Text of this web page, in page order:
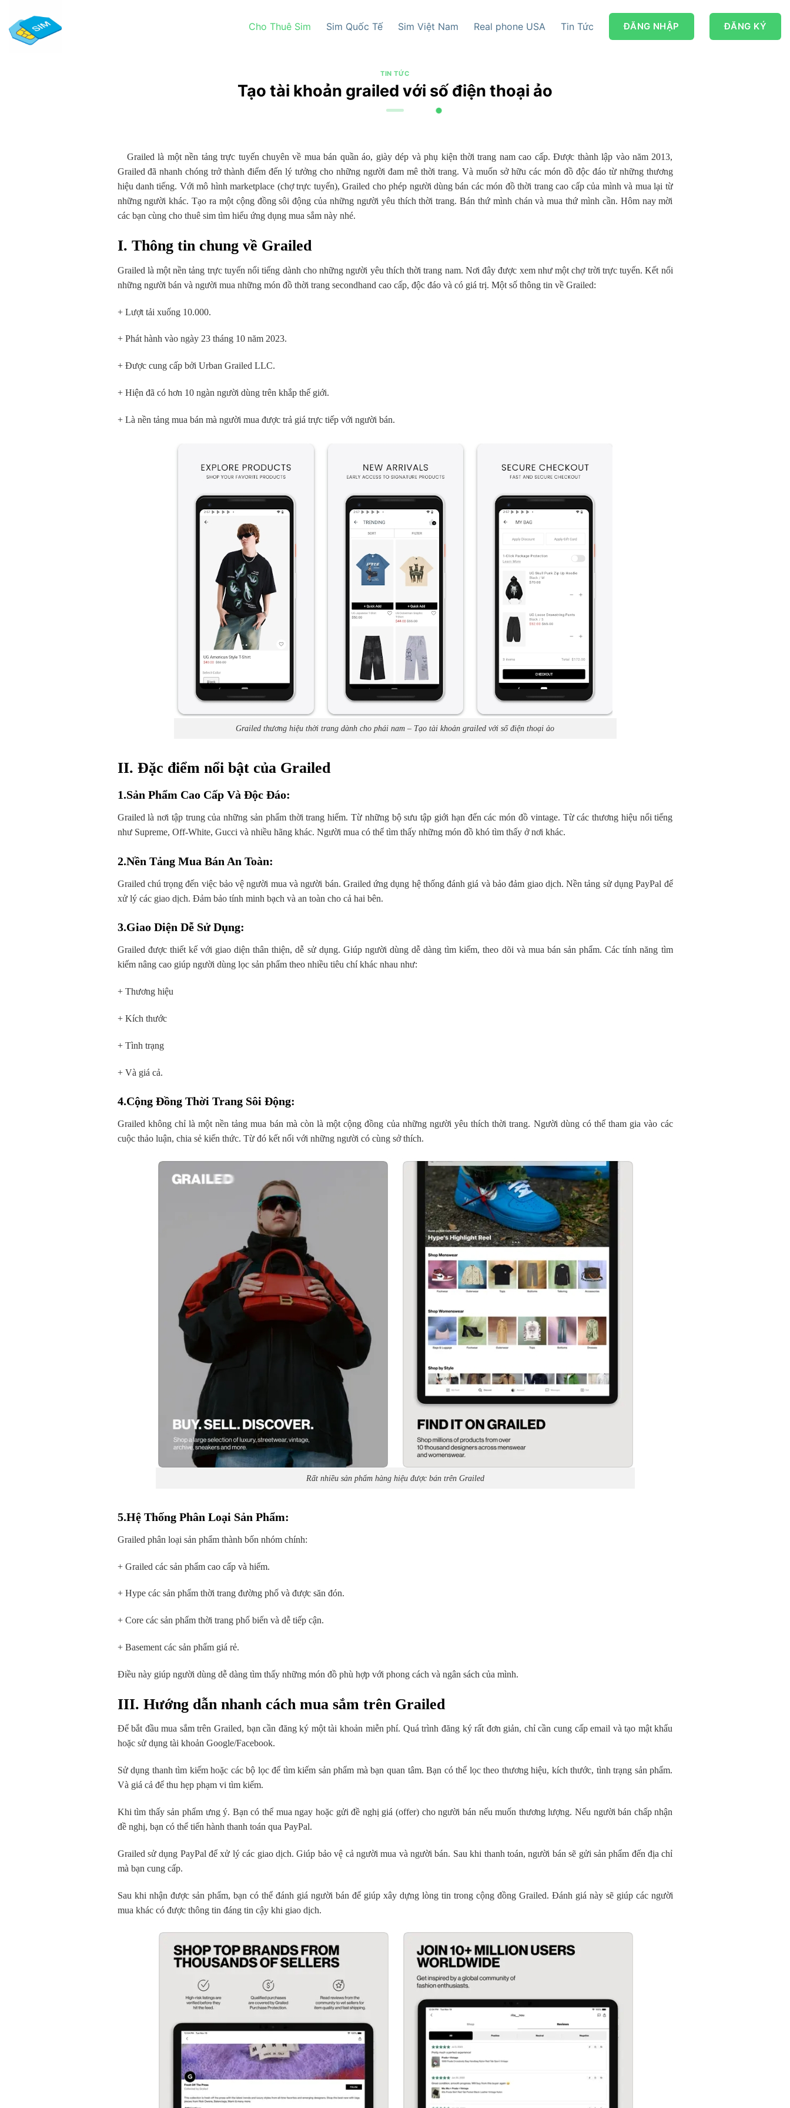
đến
nội
Cho Thuê Sim Sim Quốc Tế Sim Việt Nam Real phone USA Tin Tức ĐĂNG NHẬP ĐĂNG KÝ
TIN TỨC
Tạo tài khoản grailed với số điện thoại ảo
Grailed là một nền tảng trực tuyến chuyên về mua bán quần áo, giày dép và phụ kiện thời trang nam cao cấp. Được thành lập vào năm 2013,
Grailed đã nhanh chóng trở thành điểm đến lý tưởng cho những người đam mê thời trang. Và muốn sở hữu các món đồ độc đáo từ những thương
hiệu danh tiếng. Với mô hình marketplace (chợ trực tuyến), Grailed cho phép người dùng bán các món đồ thời trang cao cấp của mình và mua lại từ
những người khác. Tạo ra một cộng đồng sôi động của những người yêu thích thời trang. Bán thứ mình chán và mua thứ mình cần. Hôm nay mời
các bạn cùng cho thuê sim tìm hiểu ứng dụng mua sắm này nhé.
I. Thông tin chung về Grailed
Grailed là một nền tảng trực tuyến nổi tiếng dành cho những người yêu thích thời trang nam. Nơi đây được xem như một chợ trời trực tuyến. Kết nối
những người bán và người mua những món đồ thời trang secondhand cao cấp, độc đáo và có giá trị. Một số thông tin về Grailed:
+ Lượt tải xuống 10.000.
+ Phát hành vào ngày 23 tháng 10 năm 2023.
+ Được cung cấp bởi Urban Grailed LLC.
+ Hiện đã có hơn 10 ngàn người dùng trên khắp thế giới.
+ Là nền tảng mua bán mà người mua được trả giá trực tiếp với người bán.
Grailed thương hiệu thời trang dành cho phái nam – Tạo tài khoản grailed với số điện thoại ảo
II. Đặc điểm nổi bật của Grailed
1.Sản Phẩm Cao Cấp Và Độc Đáo:
Grailed là nơi tập trung của những sản phẩm thời trang hiếm. Từ những bộ sưu tập giới hạn đến các món đồ vintage. Từ các thương hiệu nổi tiếng
như Supreme, Off-White, Gucci và nhiều hãng khác. Người mua có thể tìm thấy những món đồ khó tìm thấy ở nơi khác.
2.Nền Tảng Mua Bán An Toàn:
Grailed chú trọng đến việc bảo vệ người mua và người bán. Grailed ứng dụng hệ thống đánh giá và bảo đảm giao dịch. Nền tảng sử dụng PayPal để
xử lý các giao dịch. Đảm bảo tính minh bạch và an toàn cho cả hai bên.
3.Giao Diện Dễ Sử Dụng:
Grailed được thiết kế với giao diện thân thiện, dễ sử dụng. Giúp người dùng dễ dàng tìm kiếm, theo dõi và mua bán sản phẩm. Các tính năng tìm
kiếm nâng cao giúp người dùng lọc sản phẩm theo nhiều tiêu chí khác nhau như:
+ Thương hiệu
+ Kích thước
+ Tình trạng
+ Và giá cả.
4.Cộng Đồng Thời Trang Sôi Động:
Grailed không chỉ là một nền tảng mua bán mà còn là một cộng đồng của những người yêu thích thời trang. Người dùng có thể tham gia vào các
cuộc thảo luận, chia sẻ kiến thức. Từ đó kết nối với những người có cùng sở thích.
Rất nhiều sản phẩm hàng hiệu được bán trên Grailed
5.Hệ Thống Phân Loại Sản Phẩm:
Grailed phân loại sản phẩm thành bốn nhóm chính:
+ Grailed các sản phẩm cao cấp và hiếm.
+ Hype các sản phẩm thời trang đường phố và được săn đón.
+ Core các sản phẩm thời trang phổ biến và dễ tiếp cận.
+ Basement các sản phẩm giá rẻ.
Điều này giúp người dùng dễ dàng tìm thấy những món đồ phù hợp với phong cách và ngân sách của mình.
III. Hướng dẫn nhanh cách mua sắm trên Grailed
Để bắt đầu mua sắm trên Grailed, bạn cần đăng ký một tài khoản miễn phí. Quá trình đăng ký rất đơn giản, chỉ cần cung cấp email và tạo mật khẩu
hoặc sử dụng tài khoản Google/Facebook.
Sử dụng thanh tìm kiếm hoặc các bộ lọc để tìm kiếm sản phẩm mà bạn quan tâm. Bạn có thể lọc theo thương hiệu, kích thước, tình trạng sản phẩm.
Và giá cả để thu hẹp phạm vi tìm kiếm.
Khi tìm thấy sản phẩm ưng ý. Bạn có thể mua ngay hoặc gửi đề nghị giá (offer) cho người bán nếu muốn thương lượng. Nếu người bán chấp nhận
đề nghị, bạn có thể tiến hành thanh toán qua PayPal.
Grailed sử dụng PayPal để xử lý các giao dịch. Giúp bảo vệ cả người mua và người bán. Sau khi thanh toán, người bán sẽ gửi sản phẩm đến địa chỉ
mà bạn cung cấp.
Sau khi nhận được sản phẩm, bạn có thể đánh giá người bán để giúp xây dựng lòng tin trong cộng đồng Grailed. Đánh giá này sẽ giúp các người
mua khác có được thông tin đáng tin cậy khi giao dịch.